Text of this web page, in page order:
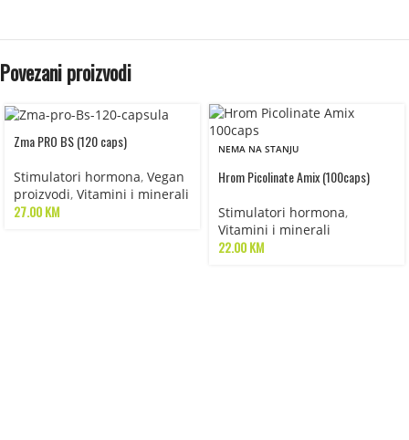
Povezani proizvodi
Zma PRO BS (120 caps)
Stimulatori hormona, Vegan
proizvodi, Vitamini i minerali
27.00KM
NEMA NA STANJU
Hrom Picolinate Amix (100caps)
Stimulatori hormona,
Vitamini i minerali
22.00KM